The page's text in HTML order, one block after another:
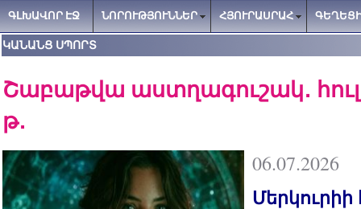
ԳԼԽԱՎՈՐ ԷՋ ՆՈՐՈՒԹՅՈՒՆՆԵՐ ՀՅՈՒՐԱՍՐԱՀ
ԿԱՆԱՆՑ ՍՊՈՐՏ
Շաբաթվա աստղագուշակ․
թ․
06.07.2026